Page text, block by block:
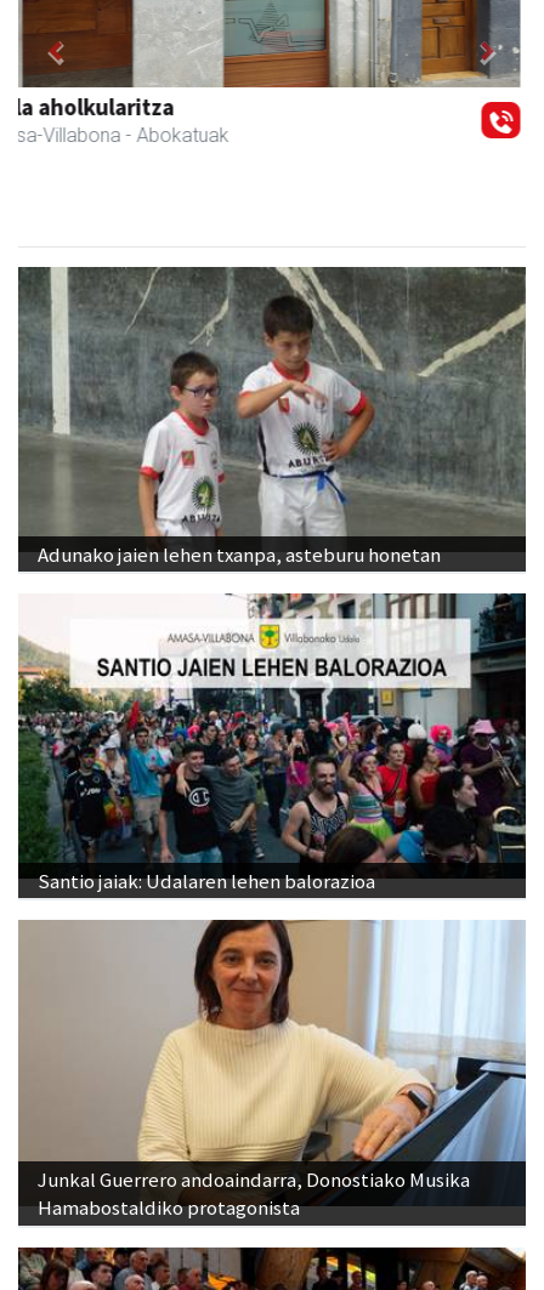
Eizmendi ile-apaindegia
Amasa-Villabona - Ile-apaindegiak
Previous Next
Adunako jaien lehen txanpa, asteburu honetan
Santio jaiak: Udalaren lehen balorazioa
Junkal Guerrero andoaindarra, Donostiako Musika
Hamabostaldiko protagonista